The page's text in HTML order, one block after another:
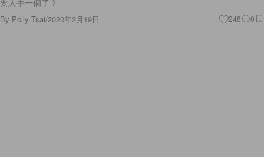
By Polly Tsai/2020年2月19日 248 0